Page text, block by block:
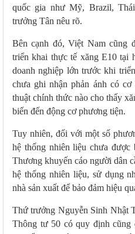
quốc gia như Mỹ, Brazil,
trưởng Tân nêu rõ.
Bên cạnh đó, Việt Nam cũng
triển khai thực tế xăng E10 tại
doanh nghiệp lớn trước khi
chưa ghi nhận phản ánh có
thuật chính thức nào cho thấy
biến đến động cơ phương tiện.
Tuy nhiên, đối với một số
hệ thống nhiên liệu chưa
Thương khuyến cáo người dân
hệ thống nhiên liệu, sử dụng
nhà sản xuất để bảo đảm hiệu
Thứ trưởng Nguyễn Sinh Nhật
Thông tư 50 có quy định cũng